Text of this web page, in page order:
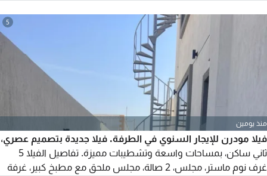
5
منذ يومين
فيلا مودرن للإيجار السنوي في الطرفة. فيلا جديدة بتصميم عصري،
ثاني ساكن، بمساحات واسعة وتشطيبات مميزة. تفاصيل الفيلا 5
غرف نوم ماستر، مجلس، 2 صالة، مجلس ملحق مع مطبخ كبير، غرفة